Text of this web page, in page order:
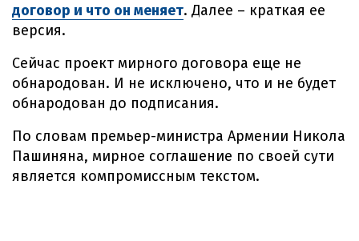
договор и что он меняет. Далее – краткая ее
версия.
Сейчас проект мирного договора еще не
обнародован. И не исключено, что и не будет
обнародован до подписания.
По словам премьер-министра Армении Никола
Пашиняна, мирное соглашение по своей сути
является компромиссным текстом.